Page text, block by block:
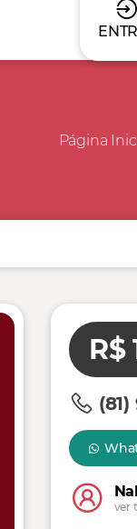
Página
R$
ver